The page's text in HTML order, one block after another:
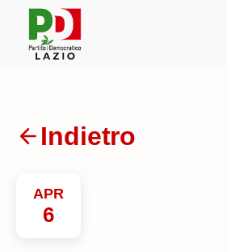
Indietro
APR
6